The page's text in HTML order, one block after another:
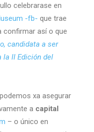
celebrarase en
-fb- que trae
confirmar así o que
candidata a ser
la II Edición del
xa asegurar
a capital
– o único en